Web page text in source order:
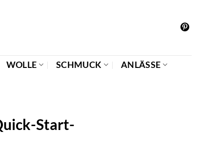
WOLLE SCHMUCK
ANLÄSSE
Start-